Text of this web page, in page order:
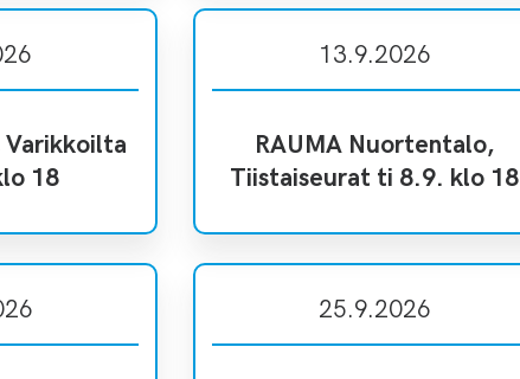
Varikkoilta
18
13.9.2026
RAUMA Nuortentalo,
Tiistaiseurat ti 8.9. klo 18
25.9.2026